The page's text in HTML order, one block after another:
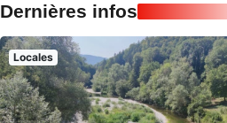
Dernières infos
Locales